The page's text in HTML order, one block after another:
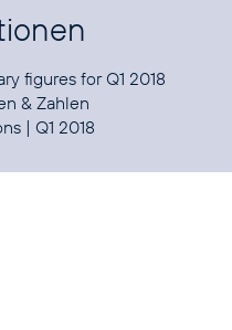
figures for Q1 2018
& Zahlen
| Q1 2018